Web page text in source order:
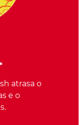
atrasa o
e o